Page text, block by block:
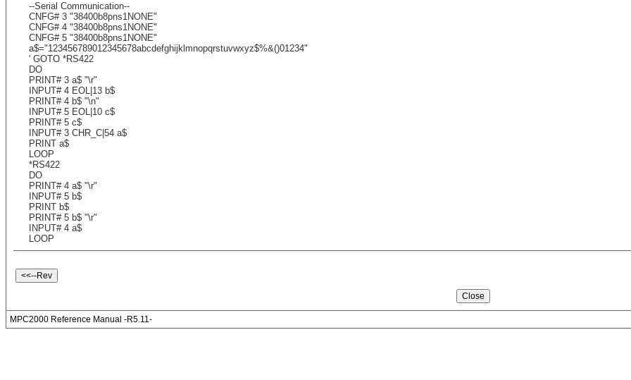
--Serial Communication--
CNFG# 3 "38400b8pns1NONE"
CNFG# 4 "38400b8pns1NONE"
CNFG# 5 "38400b8pns1NONE"
a$="123456789012345678abcdefghijklmnopqrstuvwxyz$%&()01234"
' GOTO *RS422
DO
PRINT# 3 a$ "\r"
INPUT# 4 EOL|13 b$
PRINT# 4 b$ "\n"
INPUT# 5 EOL|10 c$
PRINT# 5 c$
INPUT# 3 CHR_C|54 a$
PRINT a$
LOOP
*RS422
DO
PRINT# 4 a$ "\r"
INPUT# 5 b$
PRINT b$
PRINT# 5 b$ "\r"
INPUT# 4 a$
LOOP
MPC2000 Reference Manual -R5.11-